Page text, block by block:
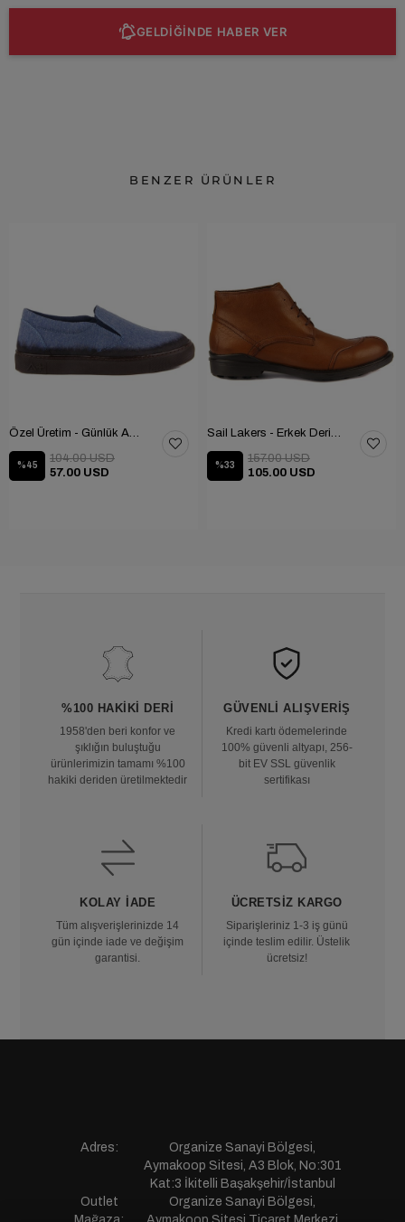
GELDİĞİNDE HABER VER
BENZER ÜRÜNLER
%45
57.00 USD
104.00 USD
%33
105.00 USD
157.00 USD
%100 HAKIKI DERI
1958'den beri konfor ve
şıklığın buluştuğu
ürünlerimizin tamamı %100
hakiki deriden üretilmektedir
GÜVENLI ALIŞVERIŞ
Kredi kartı ödemelerinde
100% güvenli altyapı, 256-
bit EV SSL güvenlik
sertifikası
KOLAY İADE
Tüm alışverişlerinizde 14
gün içinde iade ve değişim
garantisi.
ÜCRETSIZ KARGO
Siparişleriniz 1-3 iş günü
içinde teslim edilir. Üstelik
ücretsiz!
Adres:
Organize Sanayi Bölgesi,
Aymakoop Sitesi, A3 Blok, No:301
Kat:3 İkitelli Başakşehir/İstanbul
Outlet
Organize Sanayi Bölgesi,